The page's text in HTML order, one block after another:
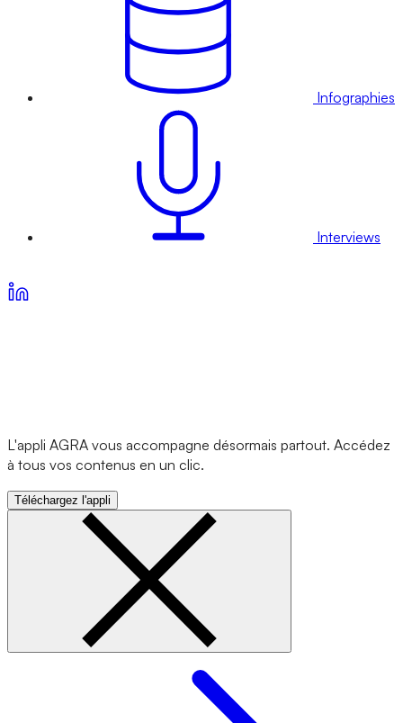
Infographies
Interviews
L'appli AGRA vous accompagne désormais partout. Accédez
à tous vos contenus en un clic.
Téléchargez l'appli